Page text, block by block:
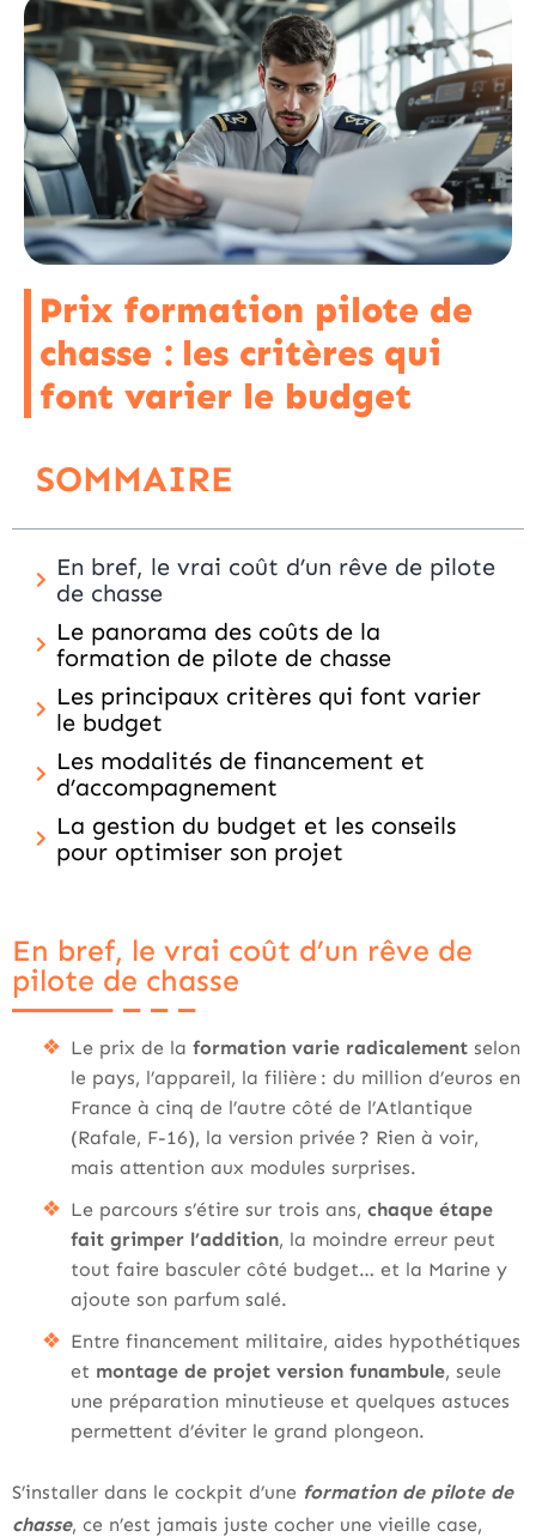
Prix formation pilote de
chasse : les critères qui
font varier le budget
SOMMAIRE
En bref, le vrai coût d’un rêve de pilote
de chasse
Le panorama des coûts de la
formation de pilote de chasse
Les principaux critères qui font varier
le budget
Les modalités de financement et
d’accompagnement
La gestion du budget et les conseils
pour optimiser son projet
En bref, le vrai coût d’un rêve de
pilote de chasse
Le prix de la formation varie radicalement selon
le pays, l’appareil, la filière : du million d’euros en
France à cinq de l’autre côté de l’Atlantique
(Rafale, F-16), la version privée ? Rien à voir,
mais attention aux modules surprises.
Le parcours s’étire sur trois ans, chaque étape
fait grimper l’addition, la moindre erreur peut
tout faire basculer côté budget… et la Marine y
ajoute son parfum salé.
Entre financement militaire, aides hypothétiques
et montage de projet version funambule, seule
une préparation minutieuse et quelques astuces
permettent d’éviter le grand plongeon.
S’installer dans le cockpit d’une formation de pilote de
chasse, ce n’est jamais juste cocher une vieille case,